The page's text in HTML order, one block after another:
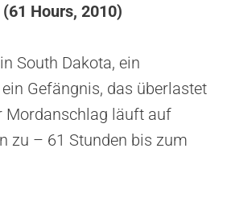
Hours, 2010)
South Dakota, ein
Gefängnis, das überlastet
Mordanschlag läuft auf
zu – 61 Stunden bis zum